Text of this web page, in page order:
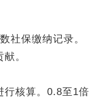
保缴纳记录。
。
核算。0.8至1倍